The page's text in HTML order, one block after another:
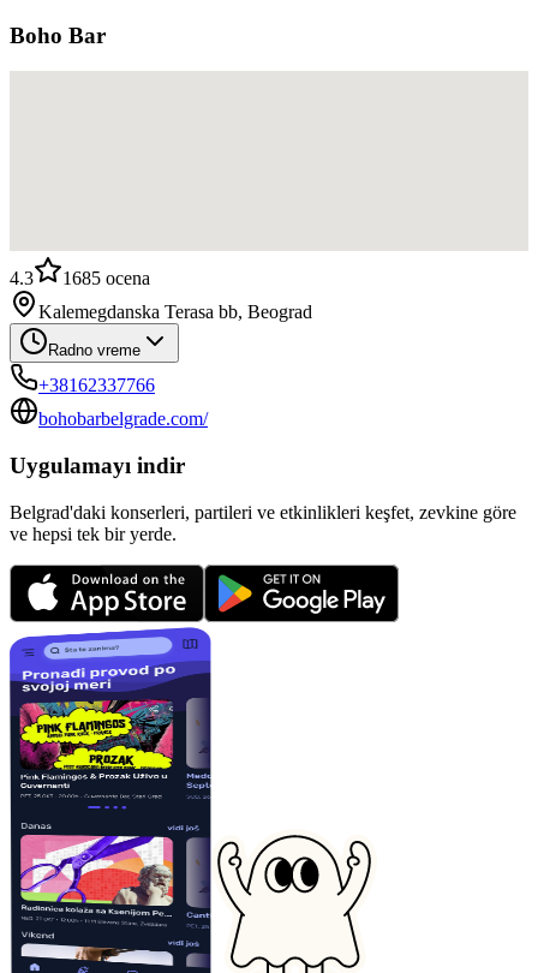
Boho Bar
4.3 1685 ocena
Kalemegdanska Terasa bb, Beograd
Radno vreme
+38162337766
bohobarbelgrade.com/
Uygulamayı indir
Belgrad'daki konserleri, partileri ve etkinlikleri keşfet, zevkine göre
ve hepsi tek bir yerde.